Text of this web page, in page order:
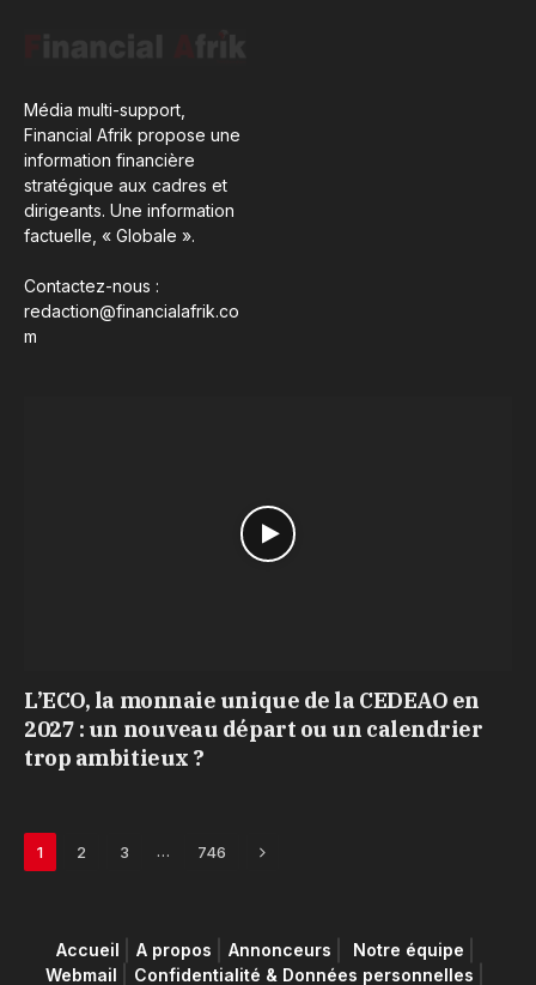
Média multi-support,
Financial Afrik propose une
information financière
stratégique aux cadres et
dirigeants. Une information
factuelle, « Globale ».
Contactez-nous :
redaction@financialafrik.co
m
L’ECO, la monnaie unique de la CEDEAO en
2027 : un nouveau départ ou un calendrier
trop ambitieux ?
1 2 3 … 746 Next
Accueil A propos Annonceurs
Notre équipe
Webmail
Confidentialité & Données personnelles